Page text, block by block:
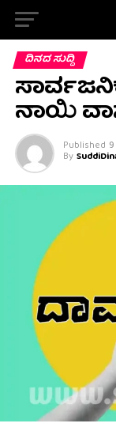
ದಿನದ ಸುದ್ದಿ
ನಾಯಿ
Published
By